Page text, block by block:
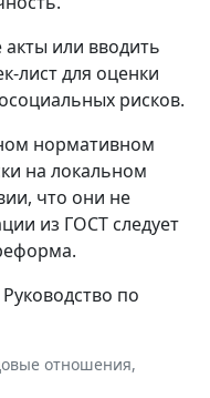
или вводить
лист для оценки
рисков.
нормативном
на локальном
что они не
из ГОСТ следует
по
отношения,